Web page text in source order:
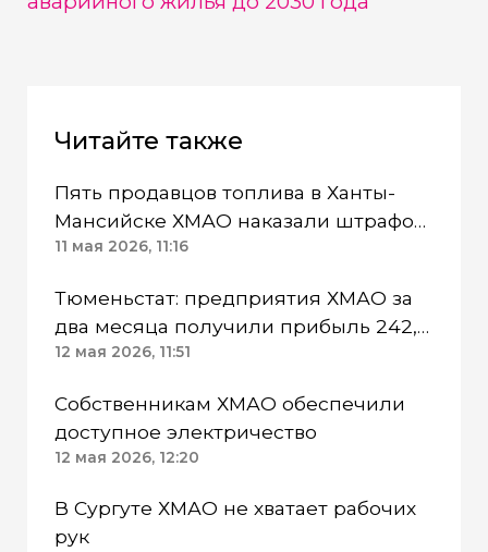
Читайте также
Пять продавцов топлива в Ханты-
Мансийске ХМАО наказали штрафом
в 6 млн за высокие цены
11 мая 2026, 11:16
Тюменьстат: предприятия ХМАО за
два месяца получили прибыль 242,7
млрд рублей
12 мая 2026, 11:51
Собственникам ХМАО обеспечили
доступное электричество
12 мая 2026, 12:20
В Сургуте ХМАО не хватает рабочих
рук